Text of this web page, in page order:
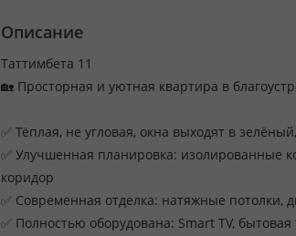
Описание
Таттимбета 11
🏡 Просторная и уютная квартира в
✅ Тёплая, не угловая, окна выходят в
✅ Улучшенная планировка: изолированные
коридор
✅ Современная отделка: натяжные потолки,
✅ Полностью оборудована: Smart TV,